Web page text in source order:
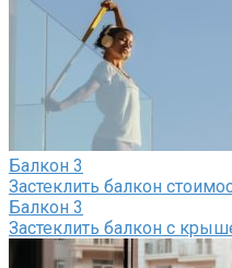
Балкон 3
Застеклить балкон
Балкон 3
Застеклить балкон с